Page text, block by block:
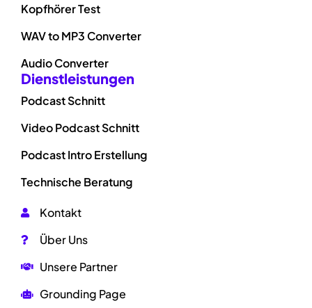
Kopfhörer Test
WAV to MP3 Converter
Audio Converter
Dienstleistungen
Podcast Schnitt
Video Podcast Schnitt
Podcast Intro Erstellung
Technische Beratung
Kontakt
Über Uns
Unsere Partner
Grounding Page